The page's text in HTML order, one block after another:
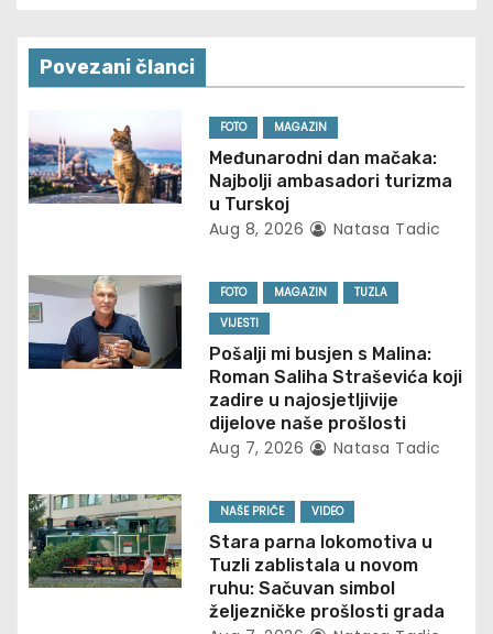
n
v
i
a
t
n
Povezani članci
FOTO MAGAZIN
Međunarodni dan mačaka:
Najbolji ambasadori turizma
u Turskoj
Aug 8, 2026 Natasa Tadic
FOTO MAGAZIN
TUZLA
VIJESTI
Pošalji mi busjen s Malina:
Roman Saliha Straševića koji
zadire u najosjetljivije
dijelove naše prošlosti
Aug 7, 2026 Natasa Tadic
NAŠE PRIČE VIDEO
Stara parna lokomotiva u
Tuzli zablistala u novom
ruhu: Sačuvan simbol
željezničke prošlosti grada